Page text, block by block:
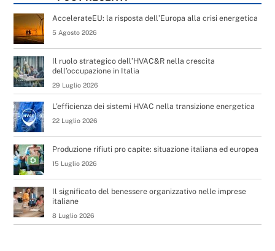
AccelerateEU: la risposta dell’Europa alla crisi energetica
5 Agosto 2026
Il ruolo strategico dell’HVAC&R nella crescita
dell’occupazione in Italia
29 Luglio 2026
L’efficienza dei sistemi HVAC nella transizione energetica
22 Luglio 2026
Produzione rifiuti pro capite: situazione italiana ed europea
15 Luglio 2026
Il significato del benessere organizzativo nelle imprese
italiane
8 Luglio 2026